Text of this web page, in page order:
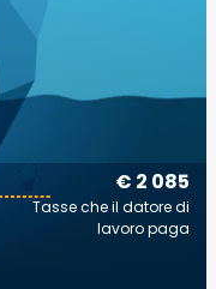
€ 2 085
Tasse che il datore di
lavoro paga